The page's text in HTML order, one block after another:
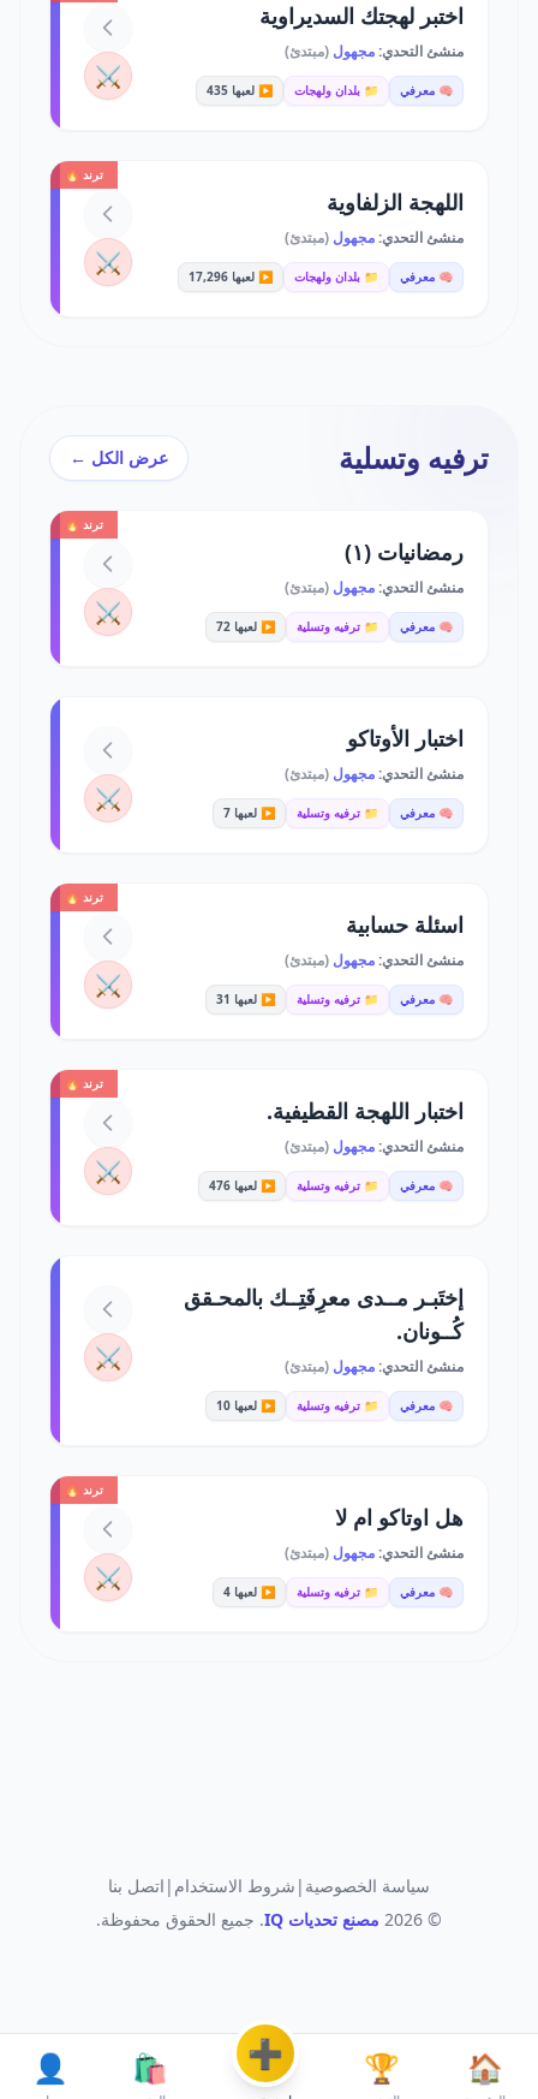
اختبر لهجتك السديراوية
منشئ التحدي:مجهول (مبتدئ)
🧠 معرفي 📁 بلدان ولهجات ▶️ لعبها 435 ⚔️
ترند 🔥
اللهجة الزلفاوية
منشئ التحدي:مجهول (مبتدئ)
🧠 معرفي 📁 بلدان ولهجات ▶️ لعبها 17,296 ⚔️
ترفيه وتسلية عرض الكل ←
ترند 🔥
رمضانيات (١)
منشئ التحدي:مجهول (مبتدئ)
🧠 معرفي 📁 ترفيه وتسلية ▶️ لعبها 72 ⚔️
اختبار الأوتاكو
منشئ التحدي:مجهول (مبتدئ)
🧠 معرفي 📁 ترفيه وتسلية ▶️ لعبها 7 ⚔️
ترند 🔥
اسئلة حسابية
منشئ التحدي:مجهول (مبتدئ)
🧠 معرفي 📁 ترفيه وتسلية ▶️ لعبها 31 ⚔️
ترند 🔥
اختبار اللهجة القطيفية.
منشئ التحدي:مجهول (مبتدئ)
🧠 معرفي 📁 ترفيه وتسلية ▶️ لعبها 476 ⚔️
إختَبـر مــدى معرِفَتِــك بالمحـقق
كُــونان.
منشئ التحدي:مجهول (مبتدئ)
🧠 معرفي 📁 ترفيه وتسلية ▶️ لعبها 10
⚔️
ترند 🔥
هل اوتاكو ام لا
منشئ التحدي:مجهول (مبتدئ)
🧠 معرفي 📁 ترفيه وتسلية ▶️ لعبها 4 ⚔️
🏠
🏆
➕
🛍️
👤
سياسة الخصوصية | شروط الاستخدام | اتصل بنا
© 2026
مصنع تحديات IQ . جميع الحقوق محفوظة.